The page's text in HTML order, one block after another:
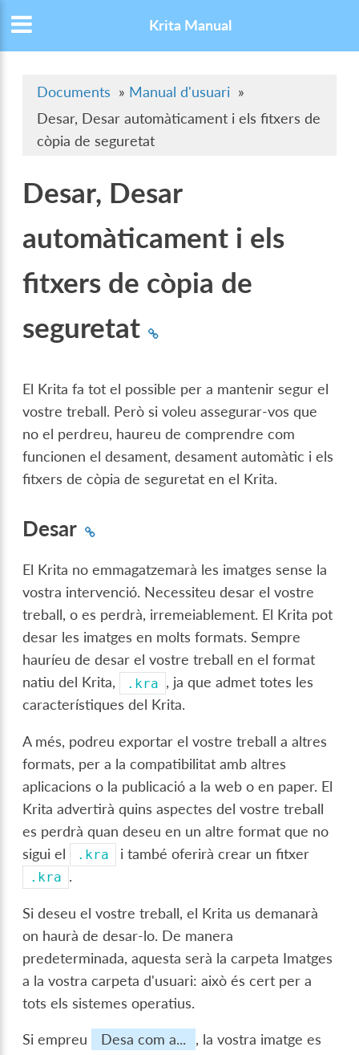
Krita Manual
Documents » Manual d'usuari »
Desar, Desar automàticament i els fitxers de
còpia de seguretat
Desar, Desar
automàticament i els
fitxers de còpia de
seguretat
El Krita fa tot el possible per a mantenir segur el
vostre treball. Però si voleu assegurar-vos que
no el perdreu, haureu de comprendre com
funcionen el desament, desament automàtic i els
fitxers de còpia de seguretat en el Krita.
Desar
El Krita no emmagatzemarà les imatges sense la
vostra intervenció. Necessiteu desar el vostre
treball, o es perdrà, irremeiablement. El Krita pot
desar les imatges en molts formats. Sempre
hauríeu de desar el vostre treball en el format
natiu del Krita,
.kra , ja que admet totes les
característiques del Krita.
A més, podreu exportar el vostre treball a altres
formats, per a la compatibilitat amb altres
aplicacions o la publicació a la web o en paper. El
Krita advertirà quins aspectes del vostre treball
es perdrà quan deseu en un altre format que no
sigui el
.kra i també oferirà crear un fitxer
.kra .
Si deseu el vostre treball, el Krita us demanarà
on haurà de desar-lo. De manera
predeterminada, aquesta serà la carpeta Imatges
a la vostra carpeta d'usuari: això és cert per a
tots els sistemes operatius.
Si empreu Desa com a...
, la vostra imatge es